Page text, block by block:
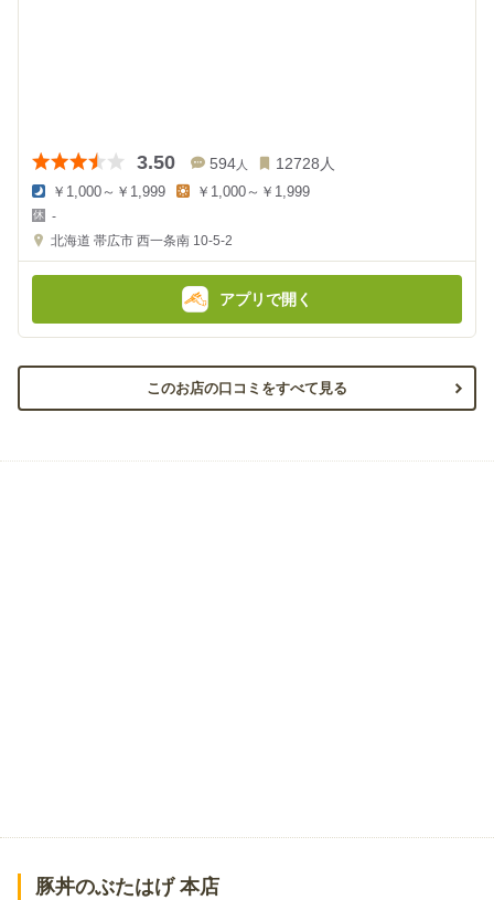
3.50 594人 12728 人
夜
の
金
￥1,000～￥1,999
金
額
￥1,000～￥1,999
-
北海道 帯広市 西一条南 10-5-2
アプリで開く
このお店の口コミをすべて見る
豚丼のぶたはげ 本店